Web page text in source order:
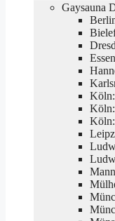
Gaysauna
Köln: